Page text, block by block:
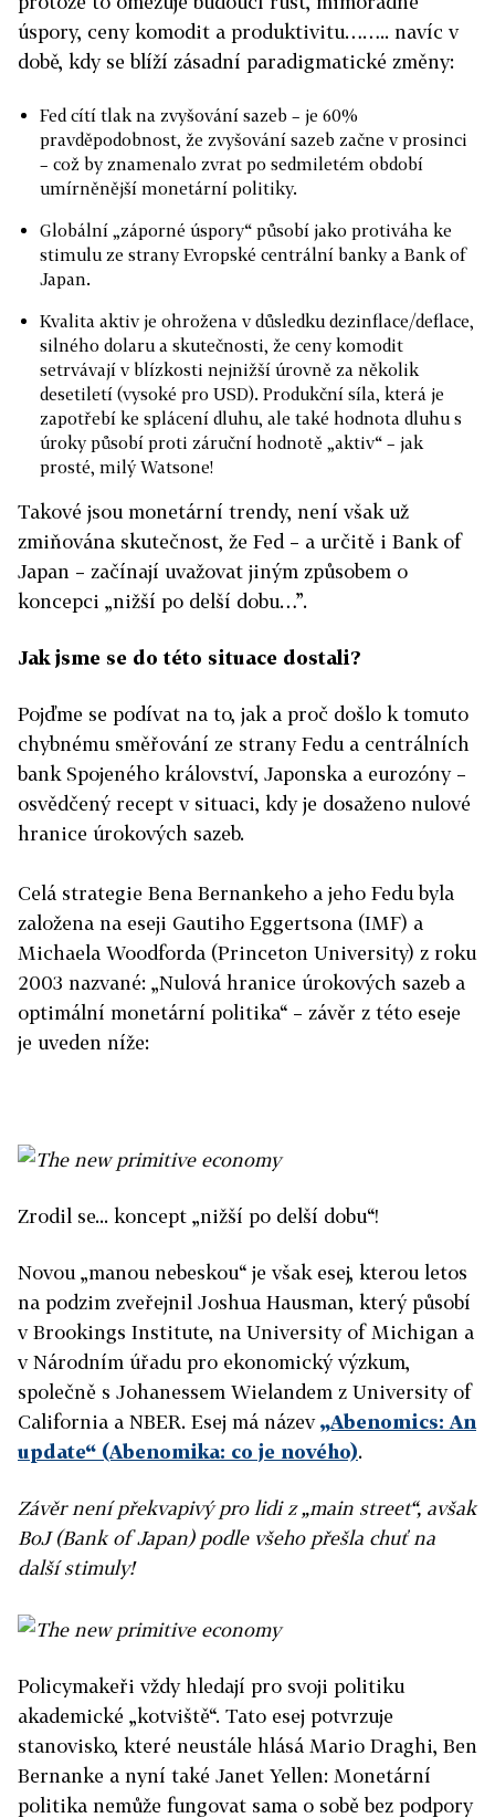
úspory, ceny komodit a produktivitu…….. navíc v
době, kdy se blíží zásadní paradigmatické změny:
Fed cítí tlak na zvyšování sazeb – je 60%
pravděpodobnost, že zvyšování sazeb začne v prosinci
– což by znamenalo zvrat po sedmiletém období
umírněnější monetární politiky.
Globální „záporné úspory“ působí jako protiváha ke
stimulu ze strany Evropské centrální banky a Bank of
Japan.
Kvalita aktiv je ohrožena v důsledku dezinflace/deflace,
silného dolaru a skutečnosti, že ceny komodit
setrvávají v blízkosti nejnižší úrovně za několik
desetiletí (vysoké pro USD). Produkční síla, která je
zapotřebí ke splácení dluhu, ale také hodnota dluhu s
úroky působí proti záruční hodnotě „aktiv“ – jak
prosté, milý Watsone!
Takové jsou monetární trendy, není však už
zmiňována skutečnost, že Fed – a určitě i Bank of
Japan – začínají uvažovat jiným způsobem o
koncepci „nižší po delší dobu…”.
Jak jsme se do této situace dostali?
Pojďme se podívat na to, jak a proč došlo k tomuto
chybnému směřování ze strany Fedu a centrálních
bank Spojeného království, Japonska a eurozóny –
osvědčený recept v situaci, kdy je dosaženo nulové
hranice úrokových sazeb.
Celá strategie Bena Bernankeho a jeho Fedu byla
založena na eseji Gautiho Eggertsona (IMF) a
Michaela Woodforda (Princeton University) z roku
2003 nazvané: „Nulová hranice úrokových sazeb a
optimální monetární politika“ – závěr z této eseje
je uveden níže:
Zrodil se... koncept „nižší po delší dobu“!
Novou „manou nebeskou“ je však esej, kterou letos
na podzim zveřejnil Joshua Hausman, který působí
v Brookings Institute, na University of Michigan a
v Národním úřadu pro ekonomický výzkum,
společně s Johanessem Wielandem z University of
California a NBER. Esej má název„Abenomics: An
update“ (Abenomika: co je nového).
Závěr není překvapivý pro lidi z „main street“, avšak
BoJ (Bank of Japan) podle všeho přešla chuť na
další stimuly!
Policymakeři vždy hledají pro svoji politiku
akademické „kotviště“. Tato esej potvrzuje
stanovisko, které neustále hlásá Mario Draghi, Ben
Bernanke a nyní také Janet Yellen: Monetární
politika nemůže fungovat sama o sobě bez podpory